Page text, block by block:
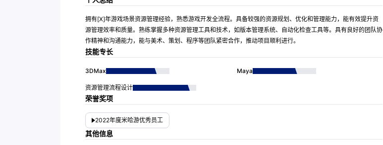
拥有[X]年游戏场景资源管理经验，熟悉游戏开发全流程。具备较强的资源规划、优化和管理能力，能有效提升资
源管理效率和质量。熟练掌握多种资源管理工具和技术，如版本管理系统、自动化检查工具等。具有良好的团队协
作精神和沟通能力，能与美术、策划、程序等团队紧密合作，推动项目顺利进行。
技能专长
3DMax Maya
资源管理流程设计
荣誉奖项
2022年度米哈游优秀员工
其他信息